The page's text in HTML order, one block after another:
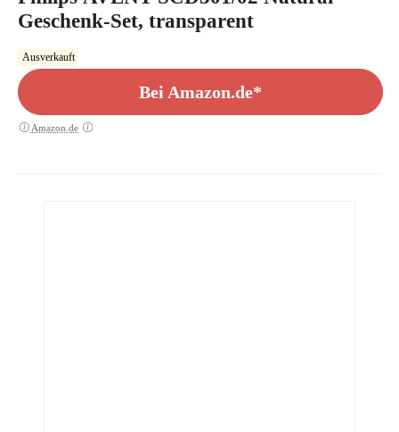
Geschenk-Set, transparent
Ausverkauft
Bei Amazon.de*
Amazon.de